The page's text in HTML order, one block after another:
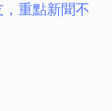
，重點新聞不